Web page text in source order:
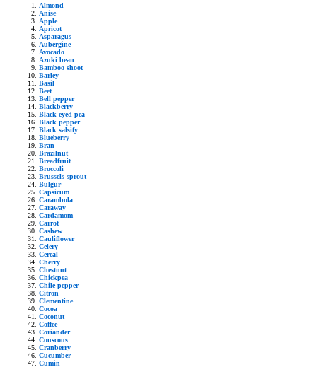
Almond
Anise
Apple
Apricot
Asparagus
Aubergine
Avocado
Azuki bean
Bamboo shoot
Barley
Basil
Beet
Bell pepper
Blackberry
Black-eyed pea
Black pepper
Black salsify
Blueberry
Bran
Brazilnut
Breadfruit
Broccoli
Brussels sprout
Bulgur
Capsicum
Carambola
Caraway
Cardamom
Carrot
Cashew
Cauliflower
Celery
Cereal
Cherry
Chestnut
Chickpea
Chile pepper
Citron
Clementine
Cocoa
Coconut
Coffee
Coriander
Couscous
Cranberry
Cucumber
Cumin